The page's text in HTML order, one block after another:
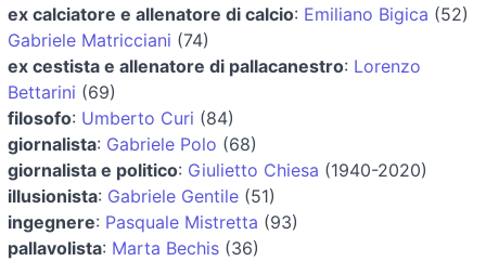
ex calciatore e allenatore di calcio: Emiliano Bigica (52)
Gabriele Matricciani (74)
ex cestista e allenatore di pallacanestro: Lorenzo
Bettarini (69)
filosofo: Umberto Curi (84)
giornalista: Gabriele Polo (68)
giornalista e politico: Giulietto Chiesa (1940-2020)
illusionista: Gabriele Gentile (51)
ingegnere: Pasquale Mistretta (93)
pallavolista: Marta Bechis (36)